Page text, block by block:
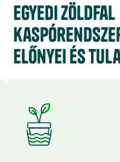
Egyedi zöldfal
előnyei és